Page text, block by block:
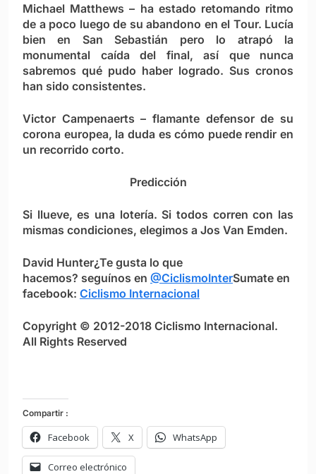
Michael Matthews – ha estado retomando ritmo
de a poco luego de su abandono en el Tour. Lucía
bien en San Sebastián pero lo atrapó la
monumental caída del final, así que nunca
sabremos qué pudo haber logrado. Sus cronos
han sido consistentes.
Victor Campenaerts – flamante defensor de su
corona europea, la duda es cómo puede rendir en
un recorrido corto.
Predicción
Si llueve, es una lotería. Si todos corren con las
mismas condiciones, elegimos a Jos Van Emden.
David Hunter¿Te gusta lo que
hacemos? seguínos en @CiclismoInterSumate en
facebook: Ciclismo Internacional
Copyright © 2012-2018 Ciclismo Internacional.
All Rights Reserved
Compartir :
Facebook X WhatsApp
Correo electrónico